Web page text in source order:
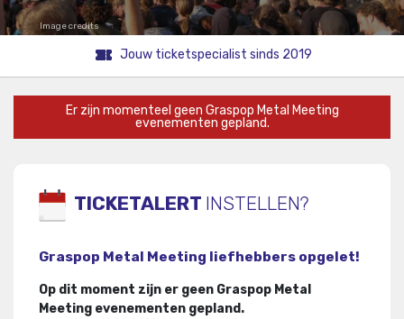
Image credits
Jouw ticketspecialist sinds 2019
Er zijn momenteel geen Graspop Metal Meeting
evenementen gepland.
TICKETALERT INSTELLEN?
Graspop Metal Meeting liefhebbers opgelet!
Op dit moment zijn er geen Graspop Metal
Meeting evenementen gepland.